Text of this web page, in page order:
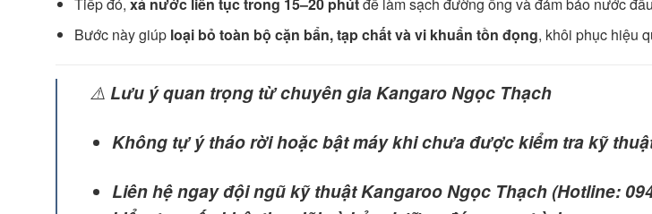
Bước này giúp loại bỏ toàn bộ cặn bẩn, tạp chất và vi khuẩn tồn đọng, khôi phục hiệu
⚠️ Lưu ý quan trọng từ chuyên gia Kangaro Ngọc Thạch
Không tự ý tháo rời hoặc bật máy khi chưa được kiểm tra kỹ
Liên hệ ngay đội ngũ kỹ thuật Kangaroo Ngọc Thạch (Hotline: